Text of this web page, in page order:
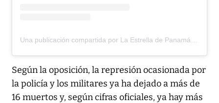
Según la oposición, la represión ocasionada por
la policía y los militares ya ha dejado a más de
16 muertos y, según cifras oficiales, ya hay más